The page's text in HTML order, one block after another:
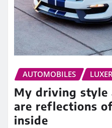
AUTOMOBILES
My driving style
are reflections
inside